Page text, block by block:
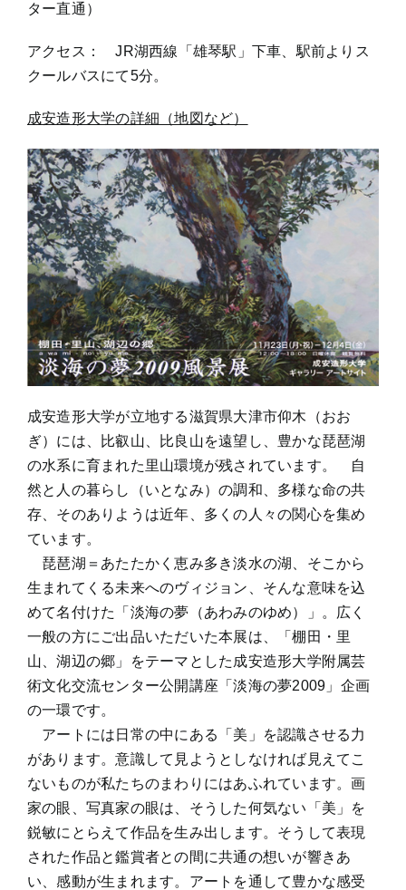
ター直通）
アクセス： JR湖西線「雄琴駅」下車、駅前よりス
クールバスにて5分。
成安造形大学の詳細（地図など）
成安造形大学が立地する滋賀県大津市仰木（おお
ぎ）には、比叡山、比良山を遠望し、豊かな琵琶湖
の水系に育まれた里山環境が残されています。 自
然と人の暮らし（いとなみ）の調和、多様な命の共
存、そのありようは近年、多くの人々の関心を集め
ています。
琵琶湖＝あたたかく恵み多き淡水の湖、そこから
生まれてくる未来へのヴィジョン、そんな意味を込
めて名付けた「淡海の夢（あわみのゆめ）」。広く
一般の方にご出品いただいた本展は、「棚田・里
山、湖辺の郷」をテーマとした成安造形大学附属芸
術文化交流センター公開講座「淡海の夢2009」企画
の一環です。
アートには日常の中にある「美」を認識させる力
があります。意識して見ようとしなければ見えてこ
ないものが私たちのまわりにはあふれています。画
家の眼、写真家の眼は、そうした何気ない「美」を
鋭敏にとらえて作品を生み出します。そうして表現
された作品と鑑賞者との間に共通の想いが響きあ
い、感動が生まれます。アートを通して豊かな感受